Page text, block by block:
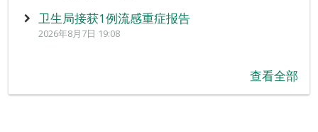
卫生局接获1例流感重症报告
2026年8月7日 19:08
查看全部